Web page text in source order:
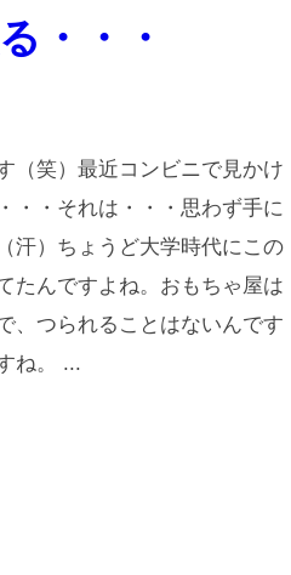
・・・
（笑）最近コンビニで見かけ
・・それは・・・思わず手に
汗）ちょうど大学時代にこの
たんですよね。おもちゃ屋は
、つられることはないんです
ね。 ...